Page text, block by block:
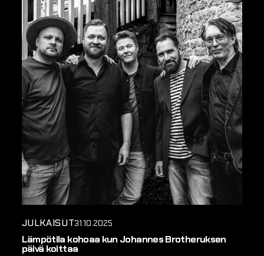
JULKAISUT31.10.2025
Lämpötila kohoaa kun Johannes Brotheruksen
päivä koittaa